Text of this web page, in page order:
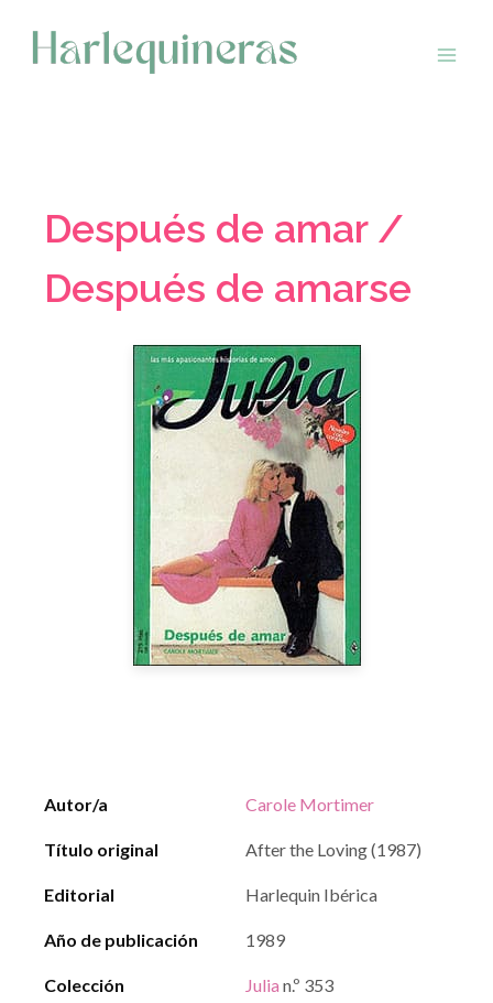
contenido
Después de amar /
Después de amarse
Autor/a Carole Mortimer
Título original After the Loving (1987)
Editorial Harlequin Ibérica
Año de publicación 1989
Colección Julia n.º 353